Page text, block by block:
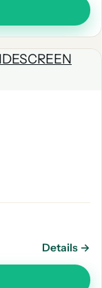
Details →